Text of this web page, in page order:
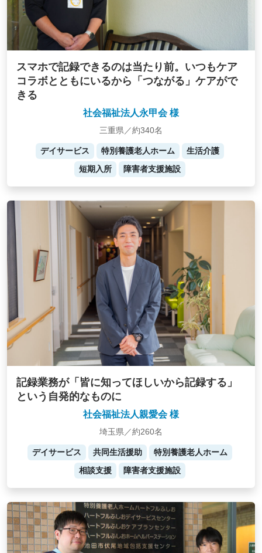
スマホで記録できるのは当たり前。いつもケア
コラボとともにいるから「つながる」ケアがで
きる
社会福祉法人永甲会 様
三重県／約340名
デイサービス 特別養護老人ホーム
生活介護
短期入所
障害者支援施設
記録業務が「皆に知ってほしいから記録する」
という自発的なものに
社会福祉法人親愛会 様
埼玉県／約260名
デイサービス 共同生活援助
特別養護老人ホーム
相談支援
障害者支援施設